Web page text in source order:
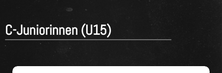
C-Juniorinnen (U15)